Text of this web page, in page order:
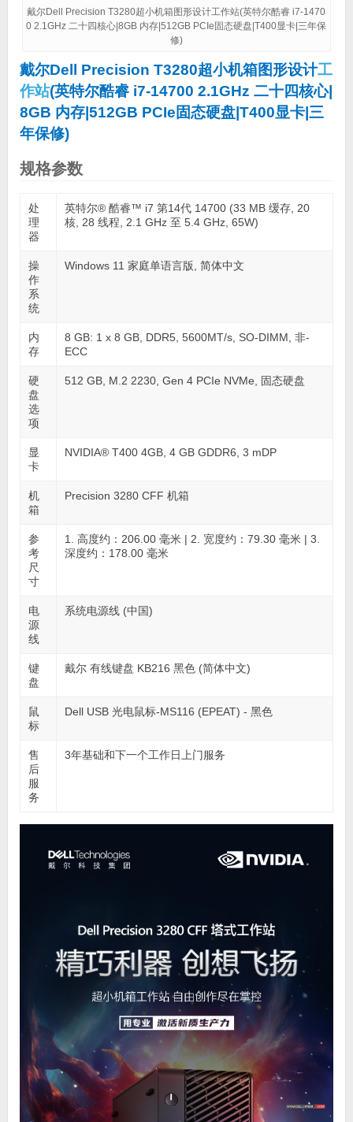
戴尔Dell Precision T3280超小机箱图形设计工作站(英特尔酷睿 i7-1470
0 2.1GHz 二十四核心|8GB 内存|512GB PCIe固态硬盘|T400显卡|三年保
修)
戴尔Dell Precision T3280超小机箱图形设计工
作站(英特尔酷睿 i7-14700 2.1GHz 二十四核心|
8GB 内存|512GB PCIe固态硬盘|T400显卡|三
年保修)
规格参数
处
理
器
英特尔® 酷睿™ i7 第14代 14700 (33 MB 缓存, 20
核, 28 线程, 2.1 GHz 至 5.4 GHz, 65W)
操
作
系
统
Windows 11 家庭单语言版, 简体中文
内
存
8 GB: 1 x 8 GB, DDR5, 5600MT/s, SO-DIMM, 非-
ECC
硬
盘
选
项
512 GB, M.2 2230, Gen 4 PCIe NVMe, 固态硬盘
显
卡
NVIDIA® T400 4GB, 4 GB GDDR6, 3 mDP
机
箱
Precision 3280 CFF 机箱
参
考
尺
寸
1. 高度约：206.00 毫米 | 2. 宽度约：79.30 毫米 | 3.
深度约：178.00 毫米
电
源
线
系统电源线 (中国)
键
盘
戴尔 有线键盘 KB216 黑色 (简体中文)
鼠
标
Dell USB 光电鼠标-MS116 (EPEAT) - 黑色
售
后
服
务
3年基础和下一个工作日上门服务